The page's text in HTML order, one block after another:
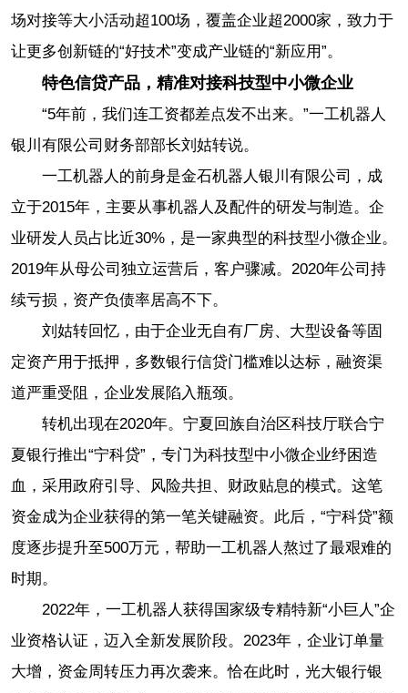
场对接等大小活动超100场，覆盖企业超2000家，致力于
让更多创新链的“好技术”变成产业链的“新应用”。
特色信贷产品，精准对接科技型中小微企业
“5年前，我们连工资都差点发不出来。”一工机器人
银川有限公司财务部部长刘姑转说。
一工机器人的前身是金石机器人银川有限公司，成
立于2015年，主要从事机器人及配件的研发与制造。企
业研发人员占比近30%，是一家典型的科技型小微企业。
2019年从母公司独立运营后，客户骤减。2020年公司持
续亏损，资产负债率居高不下。
刘姑转回忆，由于企业无自有厂房、大型设备等固
定资产用于抵押，多数银行信贷门槛难以达标，融资渠
道严重受阻，企业发展陷入瓶颈。
转机出现在2020年。宁夏回族自治区科技厅联合宁
夏银行推出“宁科贷”，专门为科技型中小微企业纾困造
血，采用政府引导、风险共担、财政贴息的模式。这笔
资金成为企业获得的第一笔关键融资。此后，“宁科贷”额
度逐步提升至500万元，帮助一工机器人熬过了最艰难的
时期。
2022年，一工机器人获得国家级专精特新“小巨人”企
业资格认证，迈入全新发展阶段。2023年，企业订单量
大增，资金周转压力再次袭来。恰在此时，光大银行银